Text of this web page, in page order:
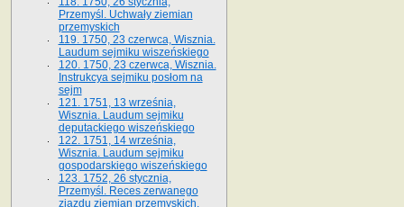
Przemyśl. Uchwały ziemian
przemyskich
119. 1750, 23 czerwca, Wisznia.
Laudum sejmiku wiszeńskiego
120. 1750, 23 czerwca, Wisznia.
Instrukcya sejmiku posłom na
sejm
121. 1751, 13 września,
Wisznia. Laudum sejmiku
deputackiego wiszeńskiego
122. 1751, 14 września,
Wisznia. Laudum sejmiku
gospodarskiego wiszeńskiego
123. 1752, 26 stycznia,
Przemyśl. Reces zerwanego
zjazdu ziemian przemyskich.